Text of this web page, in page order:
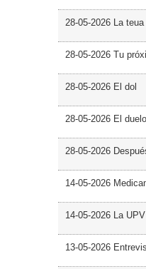
28-05-2026 La
28-05-2026 Tu
28-05-2026 El dol
28-05-2026 El duelo
28-05-2026
14-05-2026
14-05-2026 La
13-05-2026